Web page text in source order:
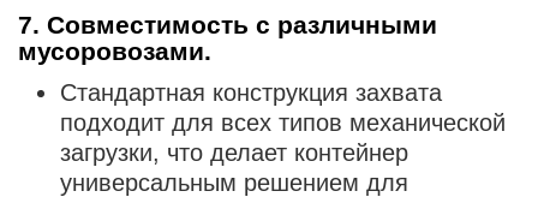
7. Совместимость с различными
мусоровозами.
Стандартная конструкция захвата
подходит для всех типов механической
загрузки, что делает контейнер
универсальным решением для